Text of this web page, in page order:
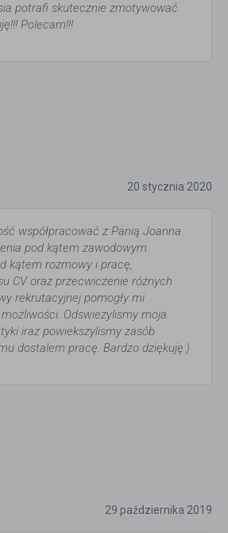
potrafi skutecznie zmotywować
Polecam!!!
20 stycznia 2020
współpracować z Panią Joanna
pod kątem zawodowym.
kątem rozmowy i pracę,
CV oraz przecwiczenie różnych
rekrutacyjnej pomogły mi
Odswiezylismy moja
iraz powiekszylismy zasób
dostalem pracę. Bardzo dziękuję:)
29 października 2019